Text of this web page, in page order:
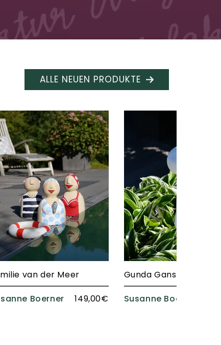
ALLE NEUEN PRODUKTE
van der Meer
Boerner 149,00€ Susanne Boerner